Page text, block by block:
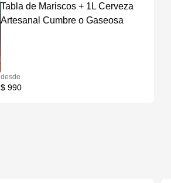
Tabla de Mariscos + 1L Cerveza
Artesanal Cumbre o Gaseosa
desde
$ 990